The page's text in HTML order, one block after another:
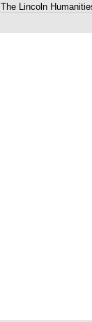
The Lincoln